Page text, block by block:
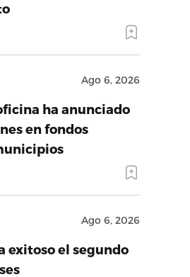
Ago 6, 2026
ha anunciado
en fondos
Ago 6, 2026
exitoso el segundo